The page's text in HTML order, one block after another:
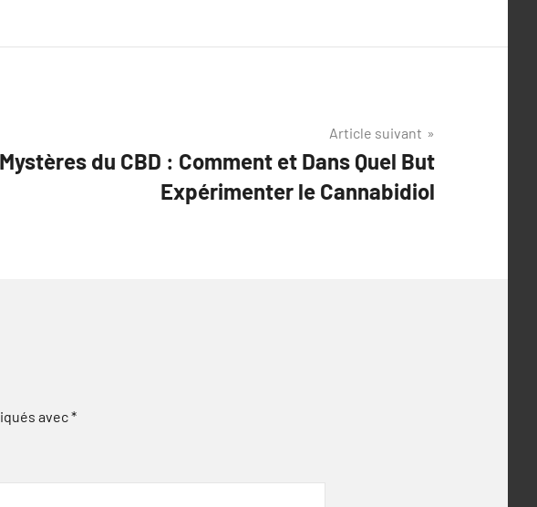
Article suivant
du CBD : Comment et Dans Quel But
Expérimenter le Cannabidiol
avec*